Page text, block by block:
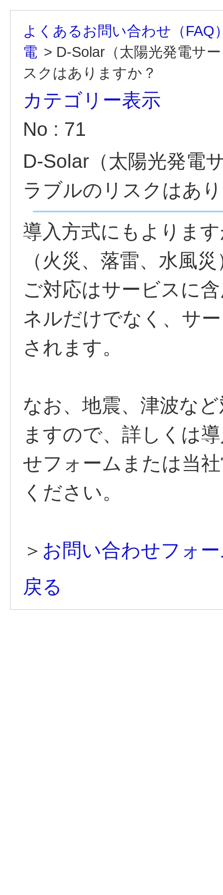
よくあるお問い合わせ（FAQ
電 > D-Solar（太陽光発電サ
スクはありますか？
カテゴリー表示
No : 71
D-Solar（太陽光発電
ラブルのリスクはあ
導入方式にもよりま
（火災、落雷、水風
ご対応はサービスに
ネルだけでなく、サ
されます。
なお、地震、津波な
ますので、詳しくは
せフォームまたは当
ください。
＞ お問い合わせフォ
戻る